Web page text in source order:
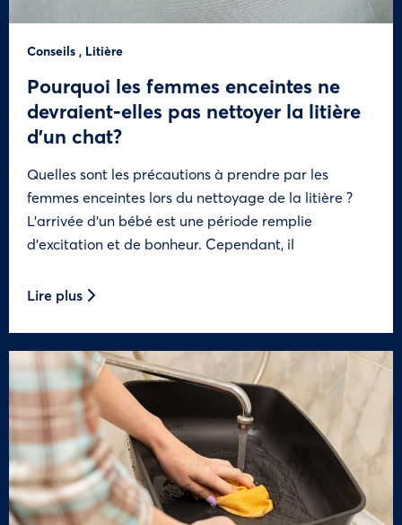
Conseils , Litière
Pourquoi les femmes enceintes ne
devraient-elles pas nettoyer la litière
d’un chat?
Quelles sont les précautions à prendre par les
femmes enceintes lors du nettoyage de la litière ?
L’arrivée d’un bébé est une période remplie
d’excitation et de bonheur. Cependant, il
Lire plus